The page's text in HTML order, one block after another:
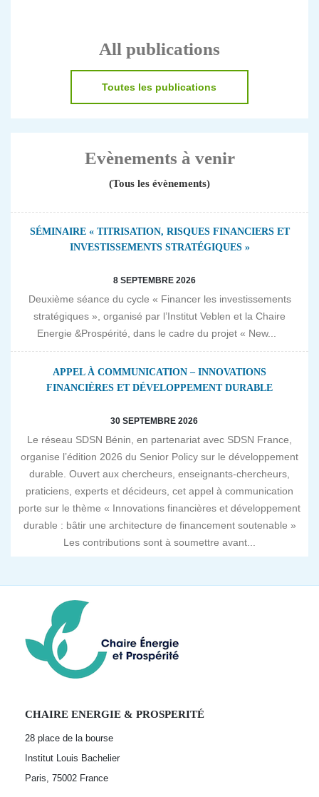
All publications
Toutes les publications
Evènements à venir
(Tous les évènements)
SÉMINAIRE « TITRISATION, RISQUES FINANCIERS ET
INVESTISSEMENTS STRATÉGIQUES »
8 SEPTEMBRE 2026
Deuxième séance du cycle « Financer les investissements
stratégiques », organisé par l’Institut Veblen et la Chaire
Energie &Prospérité, dans le cadre du projet « New...
APPEL À COMMUNICATION – INNOVATIONS
FINANCIÈRES ET DÉVELOPPEMENT DURABLE
30 SEPTEMBRE 2026
Le réseau SDSN Bénin, en partenariat avec SDSN France,
organise l’édition 2026 du Senior Policy sur le développement
durable. Ouvert aux chercheurs, enseignants-chercheurs,
praticiens, experts et décideurs, cet appel à communication
porte sur le thème « Innovations financières et développement
durable : bâtir une architecture de financement soutenable »
Les contributions sont à soumettre avant...
CHAIRE ENERGIE & PROSPERITÉ
28 place de la bourse
Institut Louis Bachelier
Paris, 75002 France